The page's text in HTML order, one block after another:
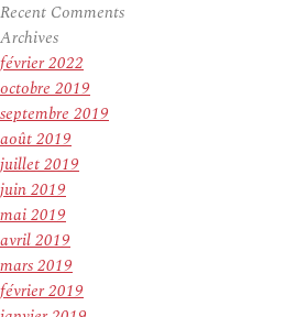
Recent Comments
Archives
février 2022
octobre 2019
septembre 2019
août 2019
juillet 2019
juin 2019
mai 2019
avril 2019
mars 2019
février 2019